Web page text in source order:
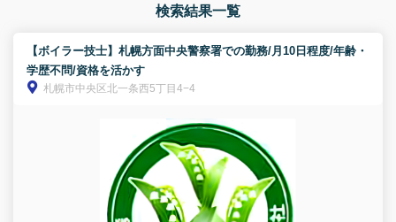
検索結果一覧
【ボイラー技士】札幌方面中央警察署での勤務/月10日程度/年齢・
学歴不問/資格を活かす
札幌市中央区北一条西5丁目4−4